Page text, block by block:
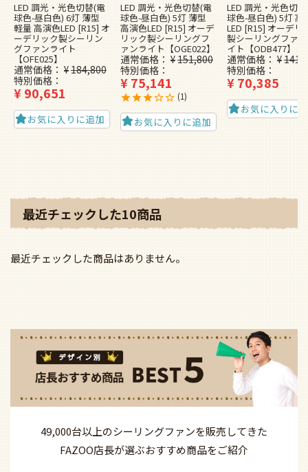
LED 調光・光色切替(電
球色-昼白色) 6灯 薄型
軽量 高演色LED [R15] オ
ーデリック製シーリン
グファンライト
【OFE025】
通常価格 ¥184,800
特別価格
¥90,651
お気に入りに追加
LED 調光・光色切替(電
球色-昼白色) 5灯 薄型
高演色LED [R15] オーデ
リック製シーリングフ
ァンライト【OGE022】
通常価格 ¥151,800
特別価格
¥75,141
1
お気に入りに追加
LED 調光・光色切
球色-昼白色) 5灯 高
LED [R15] オーデリ
製シーリングファ
イト【ODB477】
通常価格 ¥
特別価格
¥70,385
お気に入りに
最近チェックした10商品
最近チェックした商品はありません。
49,000台以上のシーリングファンを販売してきた
FAZOO店長が選ぶおすすめ商品をご紹介